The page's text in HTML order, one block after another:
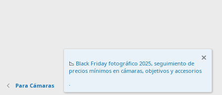
Para Cámaras
📉 Black Friday fotográfico 2025, seguimiento de
precios mínimos en cámaras, objetivos y accesorios
.